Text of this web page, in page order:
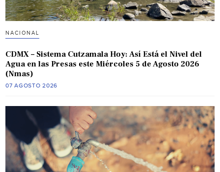
NACIONAL
CDMX – Sistema Cutzamala Hoy: Así Está el Nivel del
Agua en las Presas este Miércoles 5 de Agosto 2026
(Nmas)
07 AGOSTO 2026